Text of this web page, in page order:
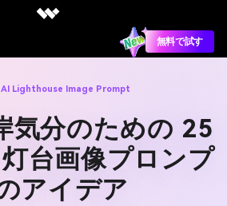
無料で試す
AI Lighthouse Image Prompt
気分のための 25
台画像プロンプ
アイデア